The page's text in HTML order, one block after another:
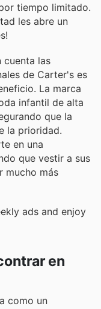
tiempo limitado.
les abre un
cuenta las
de Carter's es
La marca
infantil de alta
que la
la prioridad.
en una
que vestir a sus
mucho más
ads and enjoy
en
como un